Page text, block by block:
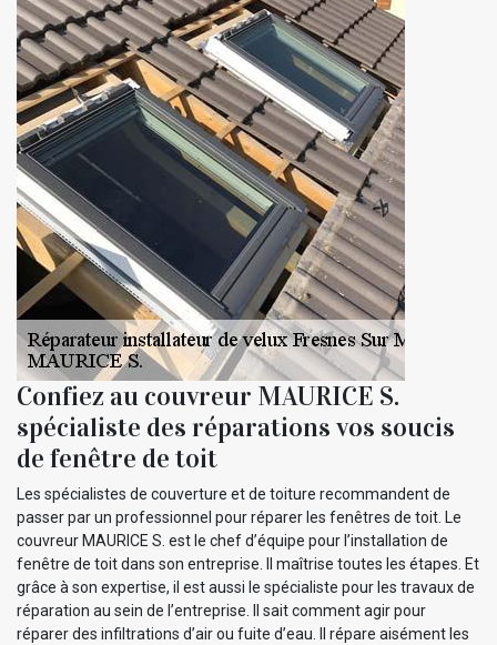
Confiez au couvreur MAURICE S.
spécialiste des réparations vos soucis
de fenêtre de toit
Les spécialistes de couverture et de toiture recommandent de
passer par un professionnel pour réparer les fenêtres de toit. Le
couvreur MAURICE S. est le chef d’équipe pour l’installation de
fenêtre de toit dans son entreprise. Il maîtrise toutes les étapes. Et
grâce à son expertise, il est aussi le spécialiste pour les travaux de
réparation au sein de l’entreprise. Il sait comment agir pour
réparer des infiltrations d’air ou fuite d’eau. Il répare aisément les